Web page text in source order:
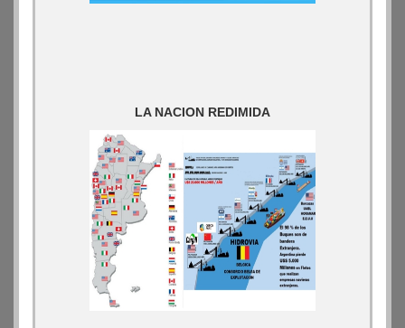
LA NACION REDIMIDA